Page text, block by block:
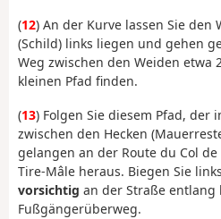
(12) An der Kurve lassen Sie den
(Schild) links liegen und gehen
Weg zwischen den Weiden etwa
kleinen Pfad finden.
(13) Folgen Sie diesem Pfad, der
zwischen den Hecken
gelangen an der Route du Col
Tire-Mâle heraus. Biegen Sie
vorsichtig an der Straße entlang
Fußgängerüberweg.